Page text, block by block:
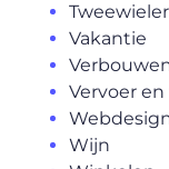
Vakantie
Vervoer
Wijn